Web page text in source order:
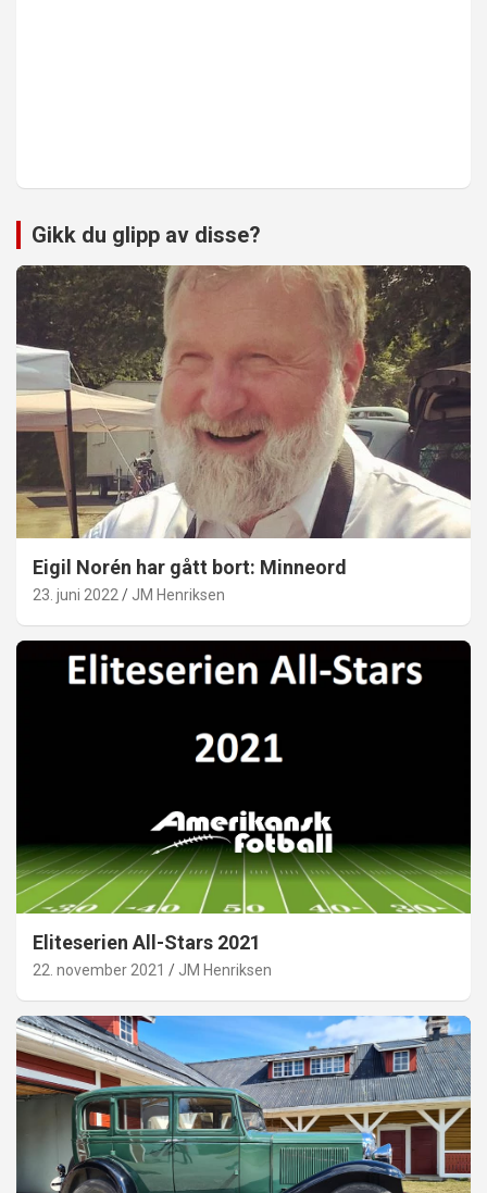
Gikk du glipp av disse?
Eigil Norén har gått bort: Minneord
23. juni 2022 JM Henriksen
Eliteserien All-Stars 2021
22. november 2021 JM Henriksen